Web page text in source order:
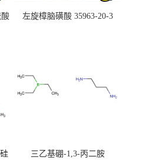
左旋樟脑磺酸 35963-20-3
三乙基硼-1,3-丙二胺